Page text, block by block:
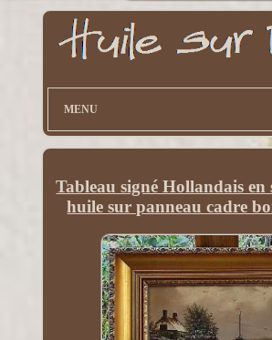
MENU
Tableau signé Hollandais en
huile sur panneau cadre